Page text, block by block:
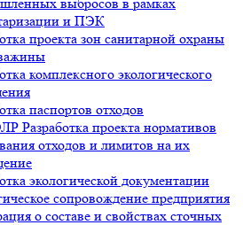
и ПЭК
проекта зон санитарной охраны
комплексного экологического
паспортов отходов
Разработка проекта нормативов
отходов и лимитов на их
экологической документации
сопровождение предприятия
о составе и свойствах сточных